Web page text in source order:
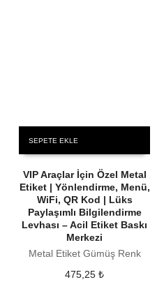
SEPETE EKLE
VIP Araçlar İçin Özel Metal
Etiket | Yönlendirme, Menü,
WiFi, QR Kod | Lüks
Paylaşımlı Bilgilendirme
Levhası – Acil Etiket Baskı
Merkezi
Metal Etiket Gümüş Renk
475,25₺